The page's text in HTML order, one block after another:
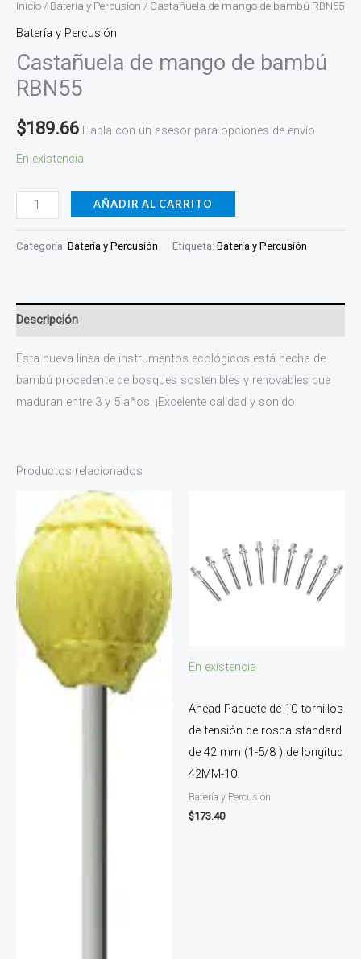
Inicio / Batería y Percusión / Castañuela de mango de bambú RBN55
Batería y Percusión
Castañuela de mango de bambú
RBN55
$189.66 Habla con un asesor para opciones de envío
En existencia
AÑADIR AL CARRITO
Categoría: Batería y Percusión Etiqueta: Batería y Percusión
Descripción
Esta nueva línea de instrumentos ecológicos está hecha de
bambú procedente de bosques sostenibles y renovables que
maduran entre 3 y 5 años. ¡Excelente calidad y sonido
Productos relacionados
En existencia
Ahead Paquete de 10 tornillos
de tensión de rosca standard
de 42 mm (1-5/8 ) de longitud
42MM-10
Batería y Percusión
$173.40